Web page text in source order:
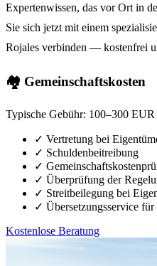
Expertenwissen, das vor Ort in
Sie sich jetzt mit einem
Rojales verbinden — kostenfrei
🏘️ Gemeinschaftskosten
Typische Gebühr: 100–300
✓ Vertretung bei
✓ Schuldenbeitreibung
✓
✓ Überprüfung der
✓ Streitbeilegung bei
✓ Übersetzungsservice
Kostenlose Beratung